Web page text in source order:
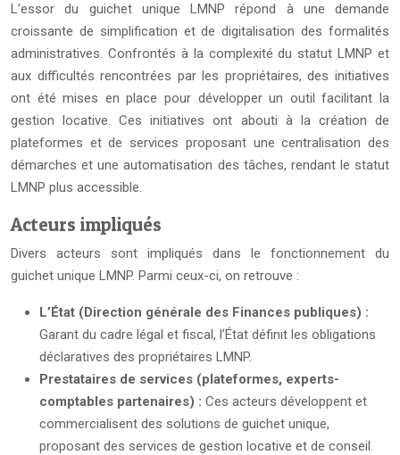
L’essor du guichet unique LMNP répond à une demande
croissante de simplification et de digitalisation des formalités
administratives. Confrontés à la complexité du statut LMNP et
aux difficultés rencontrées par les propriétaires, des initiatives
ont été mises en place pour développer un outil facilitant la
gestion locative. Ces initiatives ont abouti à la création de
plateformes et de services proposant une centralisation des
démarches et une automatisation des tâches, rendant le statut
LMNP plus accessible.
Acteurs impliqués
Divers acteurs sont impliqués dans le fonctionnement du
guichet unique LMNP. Parmi ceux-ci, on retrouve :
L’État (Direction générale des Finances publiques) :
Garant du cadre légal et fiscal, l’État définit les obligations
déclaratives des propriétaires LMNP.
Prestataires de services (plateformes, experts-
comptables partenaires) : Ces acteurs développent et
commercialisent des solutions de guichet unique,
proposant des services de gestion locative et de conseil.